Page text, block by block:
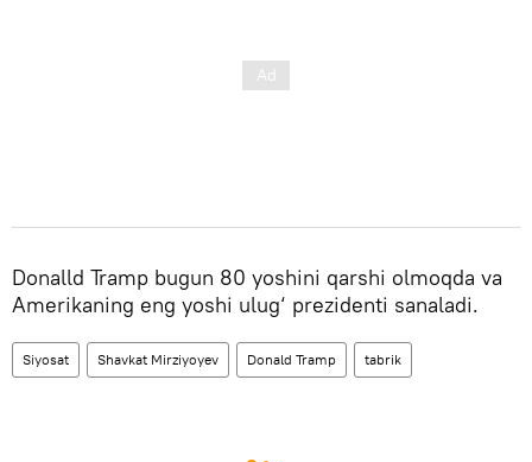
Donalld Tramp bugun 80 yoshini qarshi olmoqda va
Amerikaning eng yoshi ulug‘ prezidenti sanaladi.
Siyosat Shavkat Mirziyoyev Donald Tramp tabrik